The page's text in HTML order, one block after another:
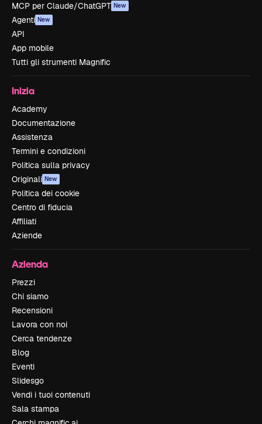
MCP per Claude/ChatGPT New
Agenti New
API
App mobile
Tutti gli strumenti Magnific
Inizia
Academy
Documentazione
Assistenza
Termini e condizioni
Politica sulla privacy
Originali New
Politica dei cookie
Centro di fiducia
Affiliati
Aziende
Azienda
Prezzi
Chi siamo
Recensioni
Lavora con noi
Cerca tendenze
Blog
Eventi
Slidesgo
Vendi i tuoi contenuti
Sala stampa